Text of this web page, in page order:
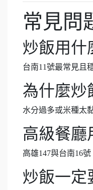
常見問
炒飯用什
台南11號最常見且
為什麼炒
水分過多或米種太
高級餐廳
高雄147與台南16號
炒飯一定